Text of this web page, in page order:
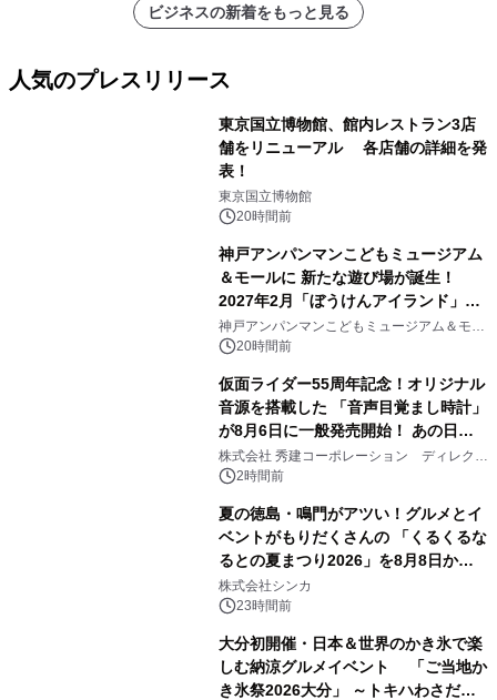
ビジネスの新着をもっと見る
人気のプレスリリース
東京国立博物館、館内レストラン3店
舗をリニューアル 各店舗の詳細を発
表！
東京国立博物館
20時間前
神戸アンパンマンこどもミュージアム
＆モールに 新たな遊び場が誕生！
2027年2月「ぼうけんアイランド」が
オープン
神戸アンパンマンこどもミュージアム＆モー
ル 20時間前
仮面ライダー55周年記念！オリジナル
音源を搭載した 「音声目覚まし時計」
が8月6日に一般発売開始！ あの日の
大興奮が今甦る
株式会社 秀建コーポレーション ディレクト
アートギャラリー
2時間前
夏の徳島・鳴門がアツい！グルメとイ
ベントがもりだくさんの 「くるくるな
るとの夏まつり2026」を8月8日から9
日間開催 ～夏限定メニューや大抽選
会、大学芋スティックの振る舞いも～
株式会社シンカ
23時間前
大分初開催・日本＆世界のかき氷で楽
しむ納涼グルメイベント 「ご当地か
き氷祭2026大分」 ～トキハわさだタ